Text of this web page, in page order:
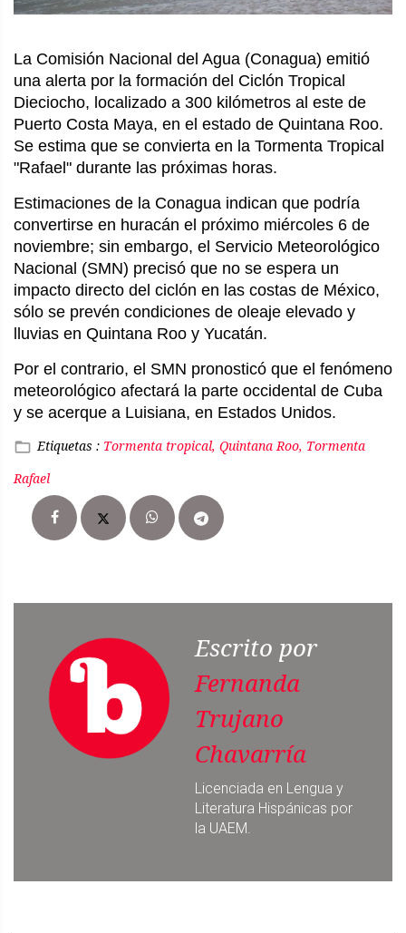
La Comisión Nacional del Agua (Conagua) emitió
una alerta por la formación del Ciclón Tropical
Dieciocho, localizado a 300 kilómetros al este de
Puerto Costa Maya, en el estado de Quintana Roo.
Se estima que se convierta en la Tormenta Tropical
"Rafael" durante las próximas horas.
Estimaciones de la Conagua indican que podría
convertirse en huracán el próximo miércoles 6 de
noviembre; sin embargo, el Servicio Meteorológico
Nacional (SMN) precisó que no se espera un
impacto directo del ciclón en las costas de México,
sólo se prevén condiciones de oleaje elevado y
lluvias en Quintana Roo y Yucatán.
Por el contrario, el SMN pronosticó que el fenómeno
meteorológico afectará la parte occidental de Cuba
y se acerque a Luisiana, en Estados Unidos.
Etiquetas : Tormenta tropical, Quintana Roo, Tormenta
Rafael
Escrito por
Fernanda
Trujano
Chavarría
Licenciada en Lengua y
Literatura Hispánicas por
la UAEM.